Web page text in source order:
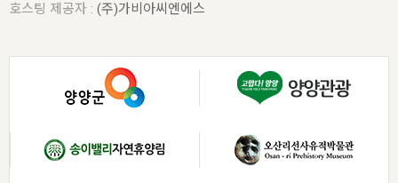
호스팅 제공자 : (주)가비아씨엔에스